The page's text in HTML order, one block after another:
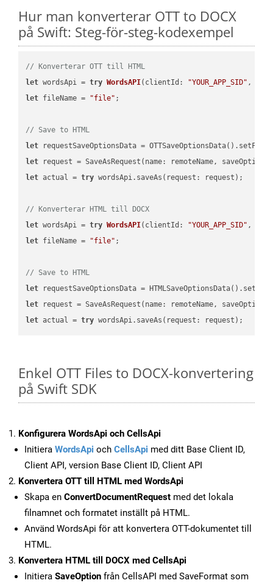
Hur man konverterar OTT to DOCX
på Swift: Steg-för-steg-kodexempel
// Konverterar OTT till HTML
let wordsApi = try WordsAPI( clientId: "YOUR_APP_SID" ,
let fileName = "file" ;
// Save to HTML
let requestSaveOptionsData =
let request = SaveAsRequest(name: remoteName,
let actual = try wordsApi.saveAs(request: request);
// Konverterar HTML till DOCX
let wordsApi = try WordsAPI( clientId: "YOUR_APP_SID" ,
let fileName = "file" ;
// Save to HTML
let requestSaveOptionsData =
let request = SaveAsRequest(name: remoteName,
let actual = try
Enkel OTT Files to DOCX-konvertering
på Swift SDK
Konfigurera WordsApi och CellsApi
Initiera WordsApi och CellsApi med ditt Base Client ID,
Client API, version Base Client ID, Client API
Konvertera OTT till HTML med WordsApi
Skapa en ConvertDocumentRequest med det lokala
filnamnet och formatet inställt på HTML.
Använd WordsApi för att konvertera OTT-dokumentet till
HTML.
Konvertera HTML till DOCX med CellsApi
Initiera SaveOption från CellsAPI med SaveFormat som